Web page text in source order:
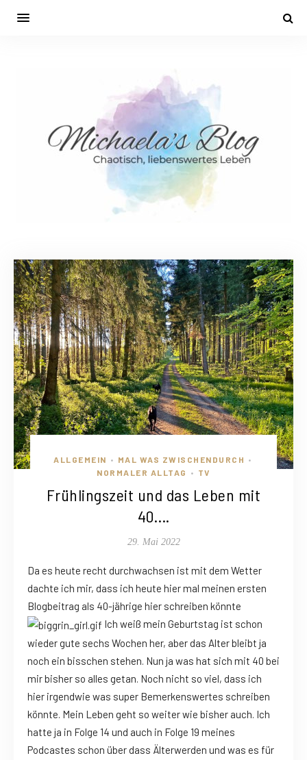
ALLGEMEIN • MAL WAS ZWISCHENDURCH •
NORMALER ALLTAG • TV
Frühlingszeit und das Leben mit
40….
29. Mai 2022
Da es heute recht durchwachsen ist mit dem Wetter
dachte ich mir, dass ich heute hier mal meinen ersten
Blogbeitrag als 40-jährige hier schreiben könnte
Ich weiß mein Geburtstag ist schon
wieder gute sechs Wochen her, aber das Alter bleibt ja
noch ein bisschen stehen. Nun ja was hat sich mit 40 bei
mir bisher so alles getan. Noch nicht so viel, dass ich
hier irgendwie was super Bemerkenswertes schreiben
könnte. Mein Leben geht so weiter wie bisher auch. Ich
hatte ja in Folge 14 und auch in Folge 19 meines
Podcastes schon über dass Älterwerden und was es für